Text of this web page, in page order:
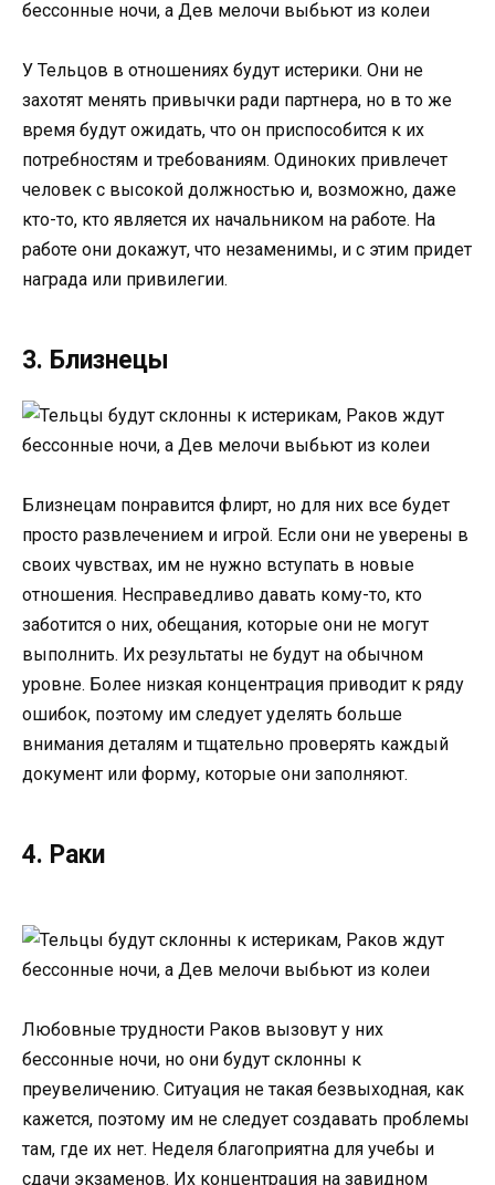
У Тельцов в отношениях будут истерики. Они не
захотят менять привычки ради партнера, но в то же
время будут ожидать, что он приспособится к их
потребностям и требованиям. Одиноких привлечет
человек с высокой должностью и, возможно, даже
кто-то, кто является их начальником на работе. На
работе они докажут, что незаменимы, и с этим придет
награда или привилегии.
3. Близнецы
Близнецам понравится флирт, но для них все будет
просто развлечением и игрой. Если они не уверены в
своих чувствах, им не нужно вступать в новые
отношения. Несправедливо давать кому-то, кто
заботится о них, обещания, которые они не могут
выполнить. Их результаты не будут на обычном
уровне. Более низкая концентрация приводит к ряду
ошибок, поэтому им следует уделять больше
внимания деталям и тщательно проверять каждый
документ или форму, которые они заполняют.
4. Раки
Любовные трудности Раков вызовут у них
бессонные ночи, но они будут склонны к
преувеличению. Ситуация не такая безвыходная, как
кажется, поэтому им не следует создавать проблемы
там, где их нет. Неделя благоприятна для учебы и
сдачи экзаменов. Их концентрация на завидном